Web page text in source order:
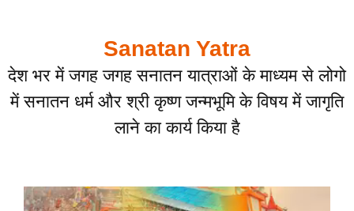
Sanatan Yatra
देश भर में जगह जगह सनातन यात्राओं के माध्यम से लोगो
में सनातन धर्म और श्री कृष्ण जन्मभूमि के विषय में जागृति
लाने का कार्य किया है